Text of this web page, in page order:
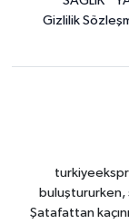
Gizlilik
buluştururken,
Şatafattan